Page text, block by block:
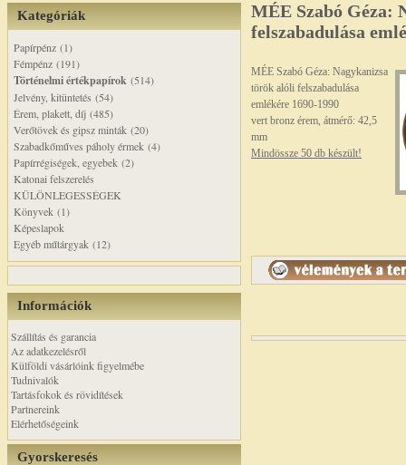
Kategóriák
Papírpénz (1)
Fémpénz (191)
Történelmi értékpapírok (514)
Jelvény, kitüntetés (54)
Érem, plakett, díj (485)
Verőtövek és gipsz minták (20)
Szabadkőműves páholy érmek (4)
Papírrégiségek, egyebek (2)
Katonai felszerelés
KÜLÖNLEGESSÉGEK
Könyvek (1)
Képeslapok
Egyéb műtárgyak (12)
Információk
Szállítás és garancia
Az adatkezelésről
Külföldi vásárlóink figyelmébe
Tudnivalók
Tartásfokok és rövidítések
Partnereink
Elérhetőségeink
Gyorskeresés
MÉE Szabó Géza:
felszabadulása
MÉE Szabó Géza: Nagykanizsa
török alóli felszabadulása
emlékére 1690-1990
vert bronz érem, átmérő: 42,5
mm
Mindössze 50 db készült!